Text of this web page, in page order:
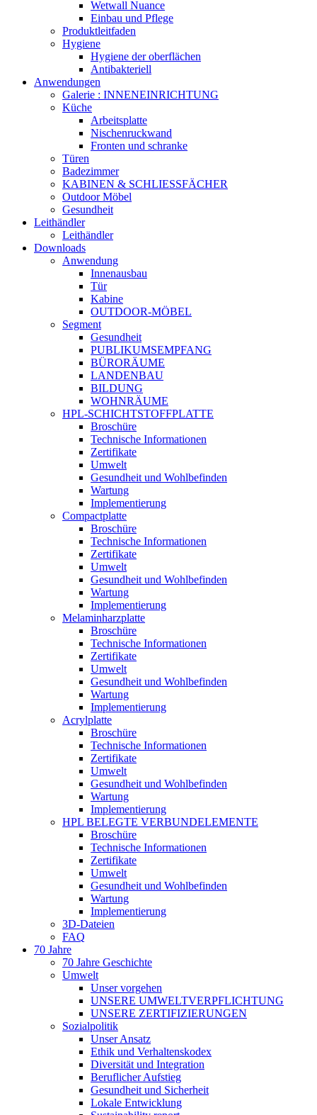
Wetwall Nuance
Einbau und Pflege
Produktleitfaden
Hygiene
Hygiene der oberflächen
Antibakteriell
Anwendungen
Galerie : INNENEINRICHTUNG
Küche
Arbeitsplatte
Nischenruckwand
Fronten und schranke
Türen
Badezimmer
KABINEN & SCHLIESSFÄCHER
Outdoor Möbel
Gesundheit
Leithändler
Leithändler
Downloads
Anwendung
Innenausbau
Tür
Kabine
OUTDOOR-MÖBEL
Segment
Gesundheit
PUBLIKUMSEMPFANG
BÜRORÄUME
LANDENBAU
BILDUNG
WOHNRÄUME
HPL-SCHICHTSTOFFPLATTE
Broschüre
Technische Informationen
Zertifikate
Umwelt
Gesundheit und Wohlbefinden
Wartung
Implementierung
Compactplatte
Broschüre
Technische Informationen
Zertifikate
Umwelt
Gesundheit und Wohlbefinden
Wartung
Implementierung
Melaminharzplatte
Broschüre
Technische Informationen
Zertifikate
Umwelt
Gesundheit und Wohlbefinden
Wartung
Implementierung
Acrylplatte
Broschüre
Technische Informationen
Zertifikate
Umwelt
Gesundheit und Wohlbefinden
Wartung
Implementierung
HPL BELEGTE VERBUNDELEMENTE
Broschüre
Technische Informationen
Zertifikate
Umwelt
Gesundheit und Wohlbefinden
Wartung
Implementierung
3D-Dateien
FAQ
70 Jahre
70 Jahre Geschichte
Umwelt
Unser vorgehen
UNSERE UMWELTVERPFLICHTUNG
UNSERE ZERTIFIZIERUNGEN
Sozialpolitik
Unser Ansatz
Ethik und Verhaltenskodex
Diversität und Integration
Beruflicher Aufstieg
Gesundheit und Sicherheit
Lokale Entwicklung